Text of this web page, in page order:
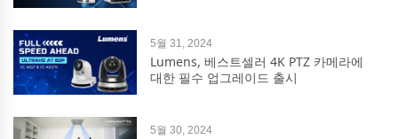
5월 31, 2024
Lumens, 베스트셀러 4K PTZ 카메라에
대한 필수 업그레이드 출시
5월 30, 2024